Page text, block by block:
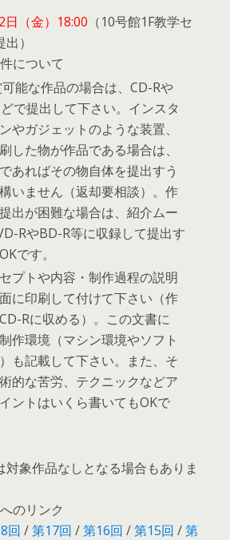
日（金）18:00 （10号館1F教学セ
）
について
能な作品の場合は、CD-Rや
で提出して下さい。インスタ
やガジェットのような装置、
した物が作品である場合は、
あればその物自体を提出すう
いません（返却要相談）。作
出が困難な場合は、紹介ムー
RやBD-R等に収録して提出す
です。
プトや内容・制作過程の説明
に印刷して付けて下さい（作
Rに収める）。この文書に
作環境（マシン環境やソフト
も記載して下さい。また、そ
的な苦労、テクニックなどア
ントはいくら書いてもOKで
対象作品なしとなる場合もありま
のリンク
回 /第17回 /第16回 /第15回 /第